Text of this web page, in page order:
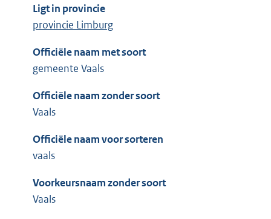
Ligt in provincie
provincie Limburg
Officiële naam met soort
gemeente Vaals
Officiële naam zonder soort
Vaals
Officiële naam voor sorteren
vaals
Voorkeursnaam zonder soort
Vaals